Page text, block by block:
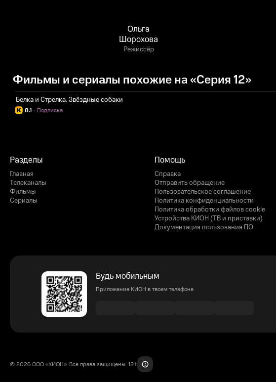
Ольга
Шорохова
Режиссёр
Фильмы и сериалы похожие на «Серия 12»
Белка и Стрелка. Звёздные собаки
8.1 Подписка
·
Разделы
Главная
Телеканалы
Фильмы
Сериалы
Помощь
Справка
Отправить обращение
Пользовательское соглашение
Политика конфиденциальности
Политика обработки файлов cookie
Устройства КИОН (ТВ и приставки)
Документация пользования ПО
Будь мобильным
Приложение КИОН в твоем телефоне
© 2026 ООО «КИОН». Все права защищены. 12+